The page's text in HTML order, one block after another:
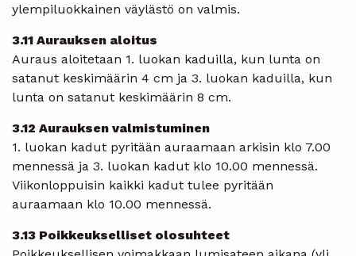
ylempiluokkainen väylästö on valmis.
3.11 Aurauksen aloitus
Auraus aloitetaan 1. luokan kaduilla, kun lunta on
satanut keskimäärin 4 cm ja 3. luokan kaduilla, kun
lunta on satanut keskimäärin 8 cm.
3.12 Aurauksen valmistuminen
1. luokan kadut pyritään auraamaan arkisin klo 7.00
mennessä ja 3. luokan kadut klo 10.00 mennessä.
Viikonloppuisin kaikki kadut tulee pyritään
auraamaan klo 10.00 mennessä.
3.13 Poikkeukselliset olosuhteet